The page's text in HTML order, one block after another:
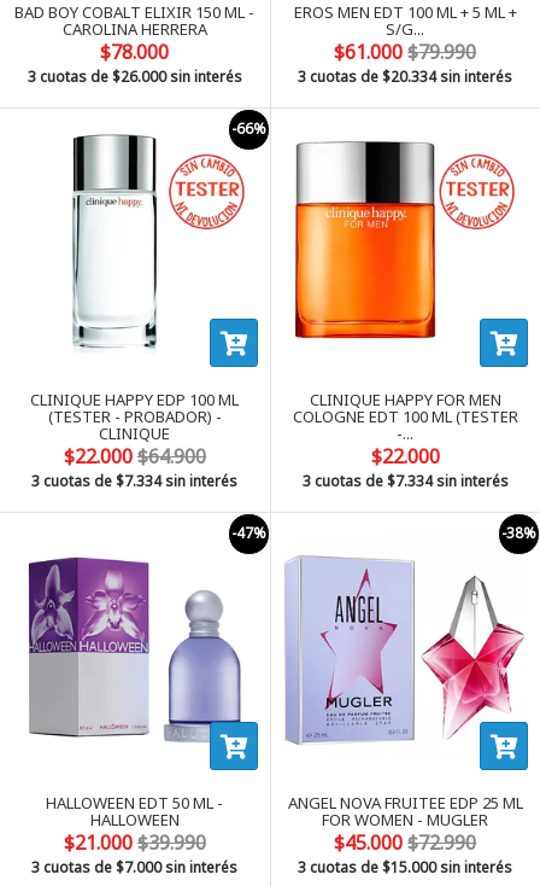
BAD BOY COBALT ELIXIR 150 ML -
CAROLINA HERRERA
$78.000
3 cuotas de$26.000sin interés
EROS MEN EDT 100 ML + 5 ML +
S/G...
$61.000$79.990
3 cuotas de$20.334sin interés
-66%
CLINIQUE HAPPY EDP 100 ML
(TESTER - PROBADOR) -
CLINIQUE
$22.000$64.900
3 cuotas de$7.334sin interés
CLINIQUE HAPPY FOR MEN
COLOGNE EDT 100 ML (TESTER
-...
$22.000
3 cuotas de$7.334sin interés
-47%
HALLOWEEN EDT 50 ML -
HALLOWEEN
$21.000$39.990
3 cuotas de$7.000sin interés
-38%
ANGEL NOVA FRUITEE EDP 25 ML
FOR WOMEN - MUGLER
$45.000$72.990
3 cuotas de$15.000sin interés